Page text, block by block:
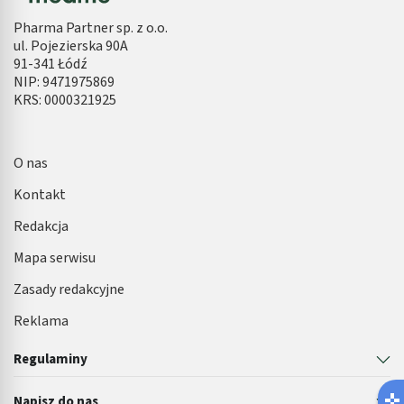
Pharma Partner sp. z o.o.
ul. Pojezierska 90A
91-341 Łódź
NIP: 9471975869
KRS: 0000321925
Regulaminy
O nas
Kontakt
Redakcja
Mapa serwisu
Zasady redakcyjne
Reklama